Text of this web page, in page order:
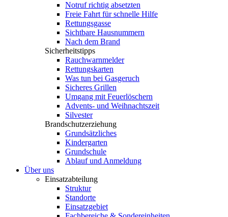
Notruf richtig absetzten
Freie Fahrt für schnelle Hilfe
Rettungsgasse
Sichtbare Hausnummern
Nach dem Brand
Sicherheitstipps
Rauchwarnmelder
Rettungskarten
Was tun bei Gasgeruch
Sicheres Grillen
Umgang mit Feuerlöschern
Advents- und Weihnachtszeit
Silvester
Brandschutzerziehung
Grundsätzliches
Kindergarten
Grundschule
Ablauf und Anmeldung
Über uns
Einsatzabteilung
Struktur
Standorte
Einsatzgebiet